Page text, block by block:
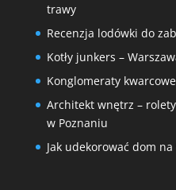
trawy
Recenzja lodówki do
Kotły junkers –
Konglomeraty
Architekt wnętrz –
w Poznaniu
Jak udekorować dom